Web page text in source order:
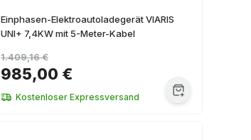
Einphasen-Elektroautoladegerät VIARIS
UNI+ 7,4KW mit 5-Meter-Kabel
985,00 €
1.409,16 €
Kostenloser Expressversand